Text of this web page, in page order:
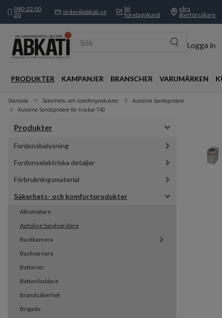
040-22 00
20
order@abkati.se
bli
företagskund
våra
återförsäljare
Sök Logga in
PRODUKTER KAMPANJER BRANSCHER VARUMÄRKEN
Startsida Säkerhets- och komfortprodukter
Autoline Sandspridare
Autoline Sandspridare för truckar T40
Produkter
Fordonsbelysning
Fordonselektriska detaljer
Förbrukningsmaterial
Säkerhets- och komfortprodukter
Alkomätare
Autoline Sandspridare
Backkamera
Backvarnare
Batterier
Batteriladdare
Brandsäkerhet
Brigade